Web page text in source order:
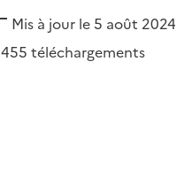
Mis à jour le 5 août 2024
455 téléchargements